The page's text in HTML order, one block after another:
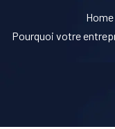
Home
Pourquoi votre